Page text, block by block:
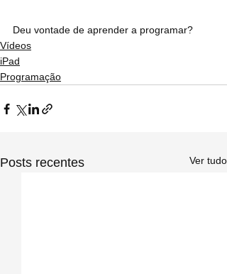
Deu vontade de aprender a programar?
Vídeos
iPad
Programação
Posts recentes Ver tudo